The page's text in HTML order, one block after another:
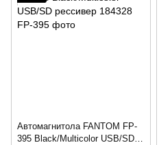
Автомагнитола FANTOM FP-
395 Black/Multicolor USB/SD